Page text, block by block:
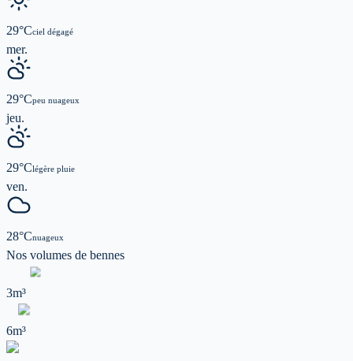
29°Cciel dégagé
mer.
29°Cpeu nuageux
jeu.
29°Clégère pluie
ven.
28°Cnuageux
Nos volumes de bennes
3m³
6m³